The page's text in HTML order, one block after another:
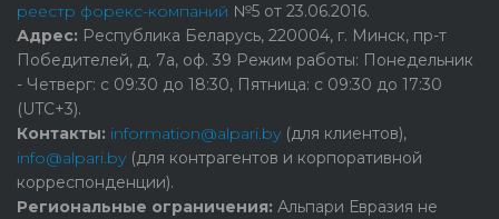
реестр форекс-компаний №5 от 23.06.2016.
Адрес: Республика Беларусь, 220004, г. Минск, пр-т
Победителей, д. 7а, оф. 39 Режим работы: Понедельник
- Четверг: с 09:30 до 18:30, Пятница: с 09:30 до 17:30
(UTC+3).
Контакты: information@alpari.by (для клиентов),
info@alpari.by (для контрагентов и корпоративной
корреспонденции).
Региональные ограничения: Альпари Евразия не